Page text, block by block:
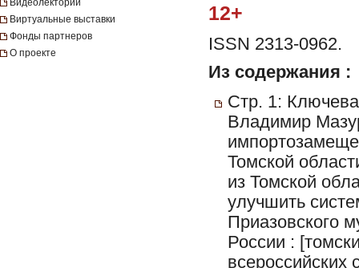
Видеолекторий
Виртуальные выставки
Фонды партнеров
О проекте
12+
ISSN 2313-0962.
Из содержания :
Стр. 1:
Владимир
Томской
из Томской
улучшить
Приазовского
России :
всероссийских